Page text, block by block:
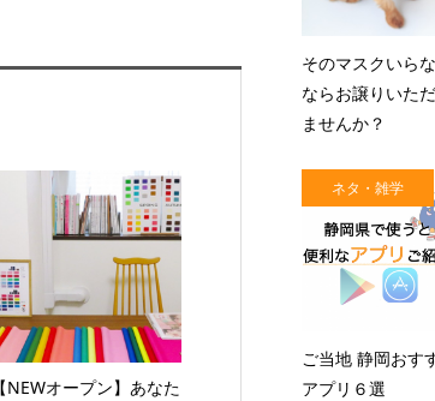
【NEWオープン】あなた
そのマスクいら
ならお譲りいた
ませんか？
ネタ・雑学
ご当地 静岡おす
アプリ６選